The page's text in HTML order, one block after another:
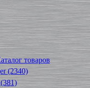
товаров
(2340)